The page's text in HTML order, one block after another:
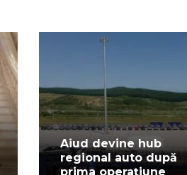
Aiud devine hub
regional auto după
prima operațiune